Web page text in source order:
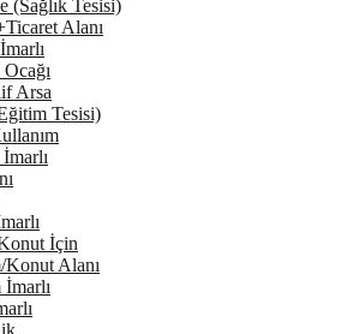
(Sağlık Tesisi)
Alanı
Arsa
Tesisi)
İçin
Konut Alanı